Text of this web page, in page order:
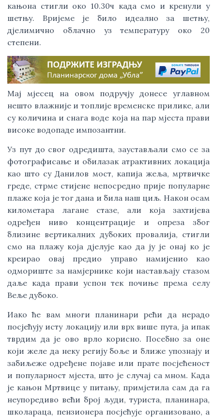
кањона стигли око 10.30ч када смо и кренули у
шетњу. Вријеме је било идеално за шетњу,
дјелимично облачно уз температуру око 20
степени.
Мај мјесец на овом подручју донесе углавном
нешто влажније и топлије временске прилике, али
су количина и снага воде која на пар мјеста прави
високе водопаде импозантни.
Уз пут до свог одредишта, заустављали смо се за
фотографисање и обилазак атрактивних локација
као што су Данилов мост, капија жеља, мртвичке
греде, стрме стијене непосредно прије популарне
плаже која је тог дана и била наш циљ. Након осам
километара лагане стазе, али која захтијева
одређен ниво концентрације и опреза због
близине вертикалних дубоких провалија, стигли
смо на плажу која дјелује као да ју је онај ко је
креирао овај предио управо намијенио као
одмориште за намјернике који настављају стазом
даље када прави успон тек почиње према селу
Веље дубоко.
Иако ће вам многи планинари рећи да нерадо
посјећују исту локацију или врх више пута, ја ипак
тврдим да је ово врло корисно. Посебно за оне
који желе да неку регију боље и ближе упознају и
забиљеже одређене појаве или прате посјећеност
и популарност мјеста, што је случај са мном. Када
је кањон Мртвице у питању, примјетила сам да га
неупоредиво већи број људи, туриста, планинара,
школараца, пензионера посјећује организовано, а